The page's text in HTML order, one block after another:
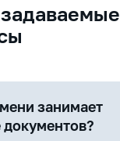
занимает